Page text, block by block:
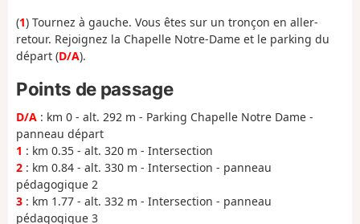
(1) Tournez à gauche. Vous êtes sur un tronçon en aller-
retour. Rejoignez la Chapelle Notre-Dame et le parking du
départ (D/A).
Points de passage
D/A : km 0 - alt. 292 m - Parking Chapelle Notre Dame -
panneau départ
1 : km 0.35 - alt. 320 m - Intersection
2 : km 0.84 - alt. 330 m - Intersection - panneau
pédagogique 2
3 : km 1.77 - alt. 332 m - Intersection - panneau
pédagogique 3